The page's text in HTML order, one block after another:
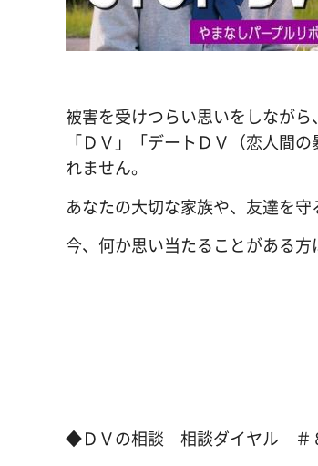
被害を受けつらい思いをしなが
「ＤＶ」「デートＤＶ（恋人間
れません。
あなたの大切な家族や、友達を守
今、何か思い当たることがある方
◆ＤＶの相談 相談ダイヤル ＃８